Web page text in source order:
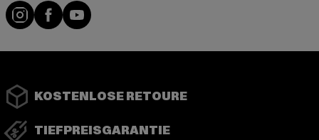
Instagram
FacebookYouTube
KOSTENLOSE RETOURE
TIEFPREISGARANTIE